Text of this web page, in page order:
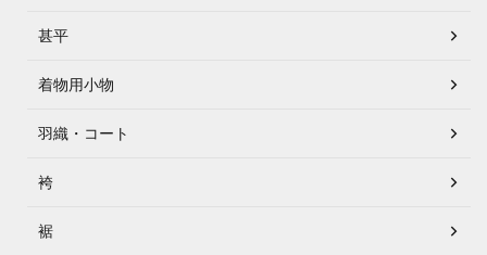
甚平
着物用小物
羽織・コート
袴
裾